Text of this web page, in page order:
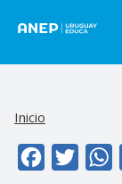
Inicio
Facebook